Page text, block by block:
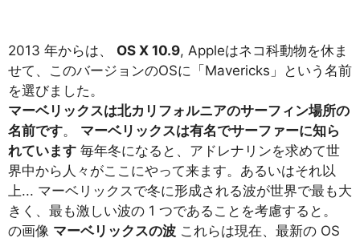
2013 年からは、 OS X 10.9, Appleはネコ科動物を休ま
せて、このバージョンのOSに「Mavericks」という名前
を選びました。
マーベリックスは北カリフォルニアのサーフィン場所の
名前です。 マーベリックスは有名でサーファーに知ら
れています 毎年冬になると、アドレナリンを求めて世
界中から人々がここにやって来ます。あるいはそれ以
上... マーベリックスで冬に形成される波が世界で最も大
きく、最も激しい波の 1 つであることを考慮すると。
の画像 マーベリックスの波 これらは現在、最新の OS